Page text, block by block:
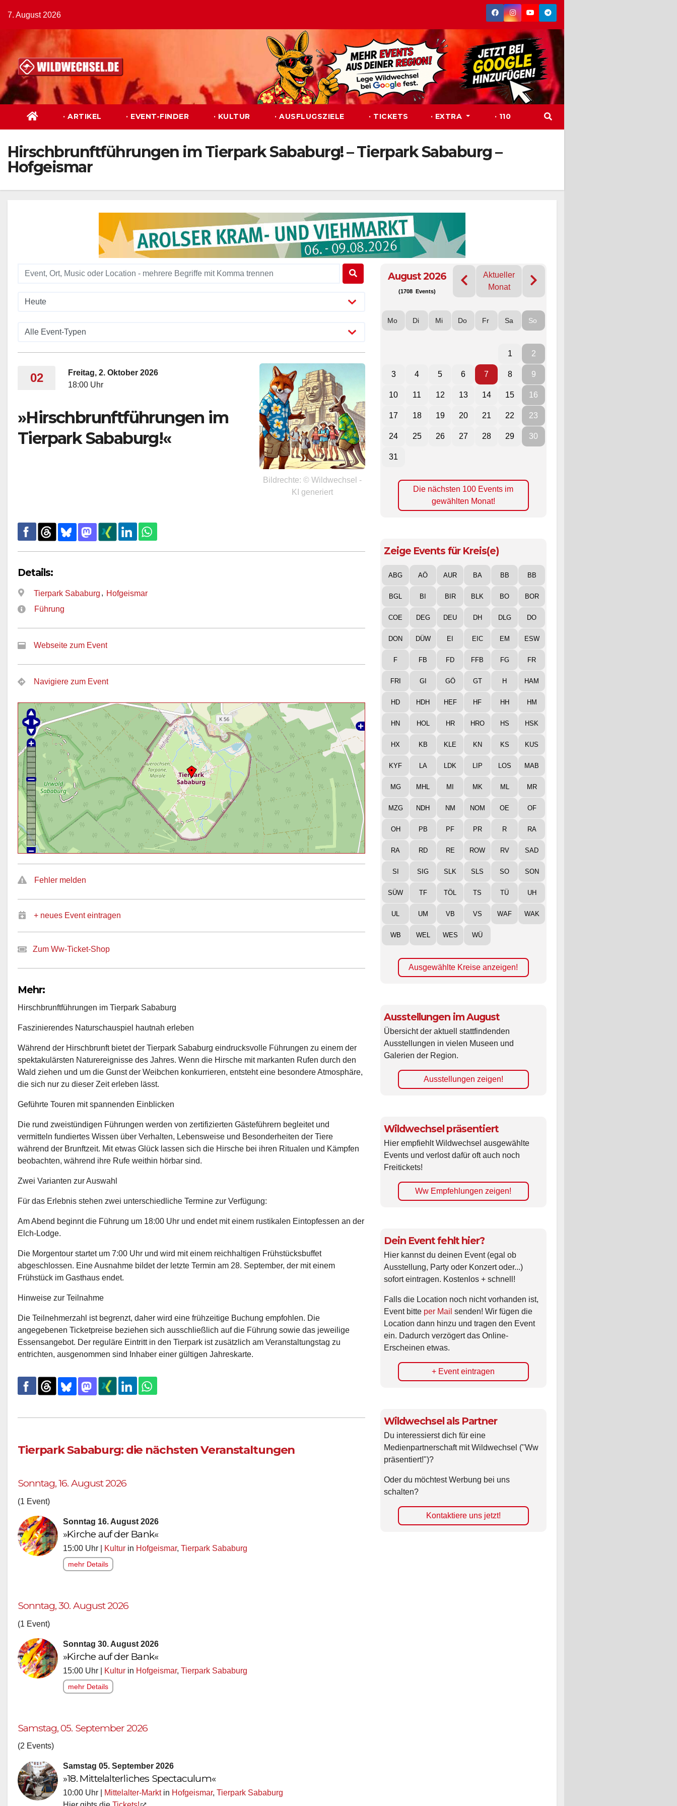
Inhalt
springen
7. August 2026
· ARTIKEL · EVENT-FINDER · KULTUR · AUSFLUGSZIELE · TICKETS · EXTRA · 110
Hirschbrunftführungen im Tierpark Sababurg! – Tierpark Sababurg –
Hofgeismar
02
Freitag, 2. Oktober 2026
18:00 Uhr
»Hirschbrunftführungen im
Tierpark Sababurg!«
Bildrechte: © Wildwechsel -
KI generiert
Details:
Tierpark Sababurg , Hofgeismar
Führung
Webseite zum Event
Navigiere zum Event
Fehler melden
+ neues Event eintragen
Zum Ww-Ticket-Shop
Mehr:
Hirschbrunftführungen im Tierpark Sababurg
Faszinierendes Naturschauspiel hautnah erleben
Während der Hirschbrunft bietet der Tierpark Sababurg eindrucksvolle Führungen zu einem der
spektakulärsten Naturereignisse des Jahres. Wenn die Hirsche mit markanten Rufen durch den
Wald ziehen und um die Gunst der Weibchen konkurrieren, entsteht eine besondere Atmosphäre,
die sich nur zu dieser Zeit erleben lässt.
Geführte Touren mit spannenden Einblicken
Die rund zweistündigen Führungen werden von zertifizierten Gästeführern begleitet und
vermitteln fundiertes Wissen über Verhalten, Lebensweise und Besonderheiten der Tiere
während der Brunftzeit. Mit etwas Glück lassen sich die Hirsche bei ihren Ritualen und Kämpfen
beobachten, während ihre Rufe weithin hörbar sind.
Zwei Varianten zur Auswahl
Für das Erlebnis stehen zwei unterschiedliche Termine zur Verfügung:
Am Abend beginnt die Führung um 18:00 Uhr und endet mit einem rustikalen Eintopfessen an der
Elch-Lodge.
Die Morgentour startet um 7:00 Uhr und wird mit einem reichhaltigen Frühstücksbuffet
abgeschlossen. Eine Ausnahme bildet der letzte Termin am 28. September, der mit einem
Frühstück im Gasthaus endet.
Hinweise zur Teilnahme
Die Teilnehmerzahl ist begrenzt, daher wird eine frühzeitige Buchung empfohlen. Die
angegebenen Ticketpreise beziehen sich ausschließlich auf die Führung sowie das jeweilige
Essensangebot. Der reguläre Eintritt in den Tierpark ist zusätzlich am Veranstaltungstag zu
entrichten, ausgenommen sind Inhaber einer gültigen Jahreskarte.
Tierpark Sababurg: die nächsten Veranstaltungen
Sonntag, 16. August 2026
(1 Event)
Sonntag 16. August 2026
»Kirche auf der Bank«
15:00 Uhr | Kultur in Hofgeismar, Tierpark Sababurg
mehr Details
Sonntag, 30. August 2026
(1 Event)
Sonntag 30. August 2026
»Kirche auf der Bank«
15:00 Uhr | Kultur in Hofgeismar, Tierpark Sababurg
mehr Details
Samstag, 05. September 2026
(2 Events)
Samstag 05. September 2026
»18. Mittelalterliches Spectaculum«
10:00 Uhr | Mittelalter-Marktin Hofgeismar, Tierpark Sababurg
August 2026
(1708 Events)
Aktueller
Monat
Mo Di Mi Do Fr Sa So
1 2
3 4 5 6 7 8 9
10 11 12 13 14 15 16
17 18 19 20 21 22 23
24 25 26 27 28 29 30
31
Die nächsten 100 Events im
gewählten Monat!
Zeige Events für Kreis(e)
ABG AÖ AUR BA BB BB
BGL BI BIR BLK BO BOR
COE DEG DEU DH DLG DO
DON DÜW EI EIC EM ESW
F FB FD FFB FG FR
FRI GI GÖ GT H HAM
HD HDH HEF HF HH HM
HN HOL HR HRO HS HSK
HX KB KLE KN KS KUS
KYF LA LDK LIP LOS MAB
MG MHL MI MK ML MR
MZG NDH NM NOM OE OF
OH PB PF PR R RA
RA RD RE ROW RV SAD
SI SIG SLK SLS SO SON
SÜW TF TÖL TS TÜ UH
UL UM VB VS WAF WAK
WB WEL WES WÜ
Ausgewählte Kreise anzeigen!
Ausstellungen im August
Übersicht der aktuell stattfindenden
Ausstellungen in vielen Museen und
Galerien der Region.
Ausstellungen zeigen!
Wildwechsel präsentiert
Hier empfiehlt Wildwechsel ausgewählte
Events und verlost dafür oft auch noch
Freitickets!
Ww Empfehlungen zeigen!
Dein Event fehlt hier?
Hier kannst du deinen Event (egal ob
Ausstellung, Party oder Konzert oder...)
sofort eintragen. Kostenlos + schnell!
Falls die Location noch nicht vorhanden ist,
Event bitte per Mail senden! Wir fügen die
Location dann hinzu und tragen den Event
ein. Dadurch verzögert das Online-
Erscheinen etwas.
+ Event eintragen
Wildwechsel als Partner
Du interessierst dich für eine
Medienpartnerschaft mit Wildwechsel ("Ww
präsentiert!")?
Oder du möchtest Werbung bei uns
schalten?
Kontaktiere uns jetzt!